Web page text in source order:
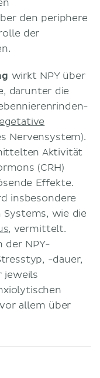
den periphere
der
wirkt NPY über
darunter die
Nervensystem).
Aktivität
(CRH)
Effekte.
insbesondere
wie die
, vermittelt.
der NPY-
-dauer,
jeweils
allem über